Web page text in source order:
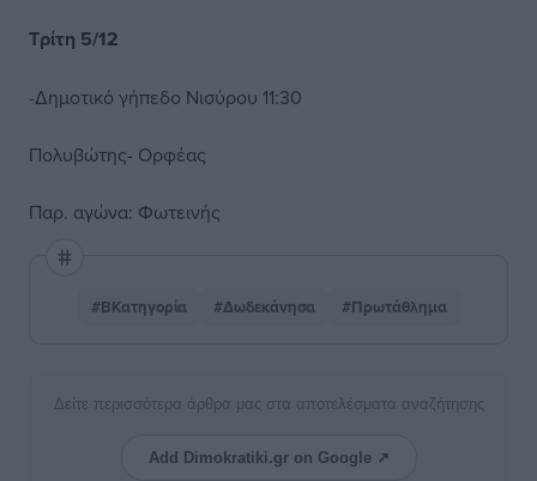
Τρίτη 5/12
-Δημοτικό γήπεδο Νισύρου 11:30
Πολυβώτης- Ορφέας
Παρ. αγώνα: Φωτεινής
#ΒΚατηγορία #Δωδεκάνησα #Πρωτάθλημα
Δείτε περισσότερα άρθρα μας στα αποτελέσματα αναζήτησης
Add Dimokratiki.gr on Google ↗